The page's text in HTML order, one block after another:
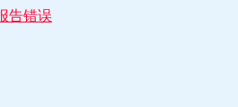
告错误